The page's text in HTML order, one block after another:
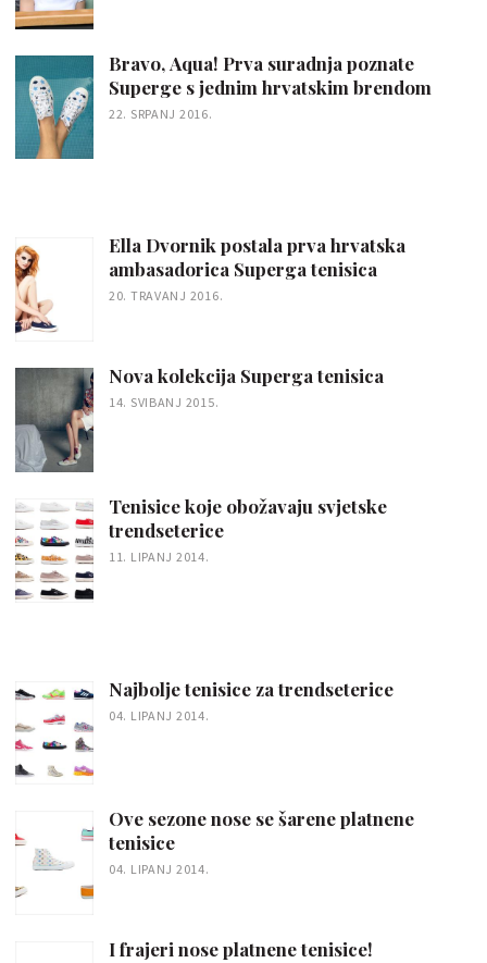
Bravo, Aqua! Prva suradnja poznate
Superge s jednim hrvatskim brendom
22. SRPANJ 2016.
Ella Dvornik postala prva hrvatska
ambasadorica Superga tenisica
20. TRAVANJ 2016.
Nova kolekcija Superga tenisica
14. SVIBANJ 2015.
Tenisice koje obožavaju svjetske
trendseterice
11. LIPANJ 2014.
Najbolje tenisice za trendseterice
04. LIPANJ 2014.
Ove sezone nose se šarene platnene
tenisice
04. LIPANJ 2014.
I frajeri nose platnene tenisice!